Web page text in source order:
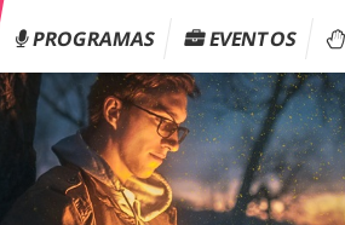
PROGRAMAS EVENTOS